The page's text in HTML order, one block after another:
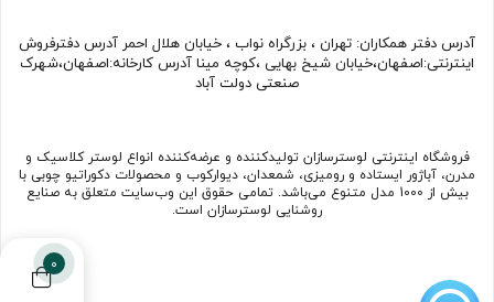
0
آدرس دفتر همکاران: تهران ، بزرگراه نواب ، خیابان هلال احمر آدرس دفترفروش
اینترنتی:اصفهان،خیابان شیخ بهایی ،کوچه مینا آدرس کارخانه:اصفهان،شهرک
صنعتی دولت آباد
فروشگاه اینترنتی لوسترسازان تولیدکننده و عرضه‌کننده انواع لوستر کلاسیک و
مدرن، آباژور ایستاده و رومیزی، شمعدان، دیوارکوب و محصولات دکوراتیو چوبی با
بیش از 1000 مدل متنوع می‌باشد. تمامی حقوق این وب‌سایت متعلق به صنایع
روشنایی لوسترسازان است.